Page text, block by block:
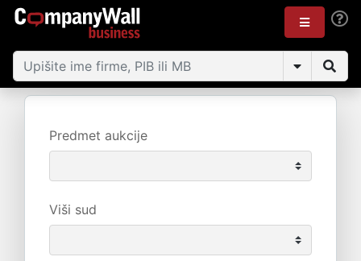
Predmet aukcije
Viši sud